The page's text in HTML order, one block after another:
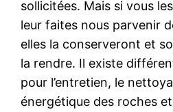
sollicitées. Mais si vous
leur faites nous parvenir
elles la conserveront et
la rendre. Il existe
pour l’entretien, le
énergétique des roches